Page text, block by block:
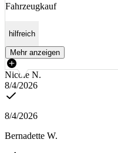
Fahrzeugkauf
hilfreich
Mehr anzeigen
Nicole N.
8/4/2026
8/4/2026
Bernadette W.